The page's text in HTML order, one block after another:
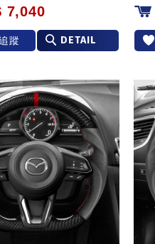
7,040
蹤 DETAIL